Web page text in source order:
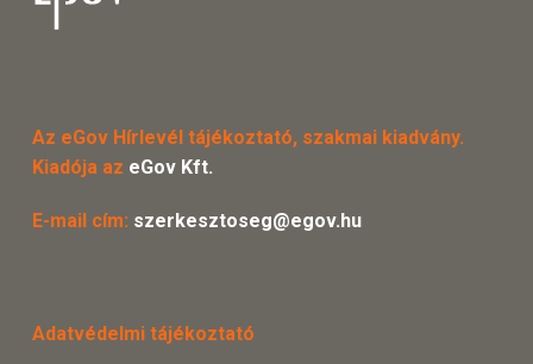
Az eGov Hírlevél tájékoztató, szakmai kiadvány.
Kiadója az eGov Kft.
E-mail cím: szerkesztoseg@egov.hu
Adatvédelmi tájékoztató